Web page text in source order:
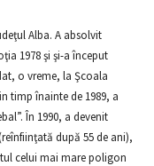
Alba. A absolvit
1978 şi şi-a început
o vreme, la Şcoala
timp înainte de 1989, a
În 1990, a devenit
după 55 de ani),
celui mai mare poligon